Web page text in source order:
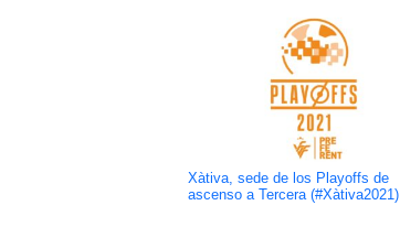
Xàtiva, sede de los Playoffs de
ascenso a Tercera (#Xàtiva2021)